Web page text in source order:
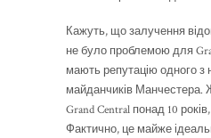
Кажуть, що залучення
не було проблемою для
мають репутацію одного з
майданчиків Манчестера.
Grand Central понад 10
Фактично, це майже